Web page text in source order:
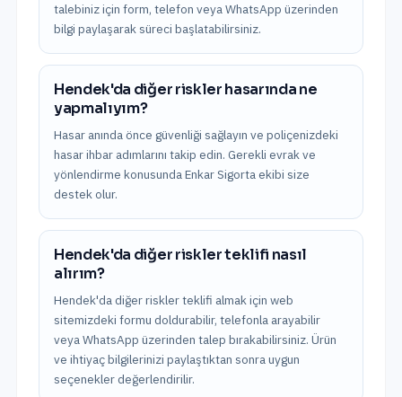
talebiniz için form, telefon veya WhatsApp üzerinden
bilgi paylaşarak süreci başlatabilirsiniz.
Hendek'da diğer riskler hasarında ne
yapmalıyım?
Hasar anında önce güvenliği sağlayın ve poliçenizdeki
hasar ihbar adımlarını takip edin. Gerekli evrak ve
yönlendirme konusunda Enkar Sigorta ekibi size
destek olur.
Hendek'da diğer riskler teklifi nasıl
alırım?
Hendek'da diğer riskler teklifi almak için web
sitemizdeki formu doldurabilir, telefonla arayabilir
veya WhatsApp üzerinden talep bırakabilirsiniz. Ürün
ve ihtiyaç bilgilerinizi paylaştıktan sonra uygun
seçenekler değerlendirilir.